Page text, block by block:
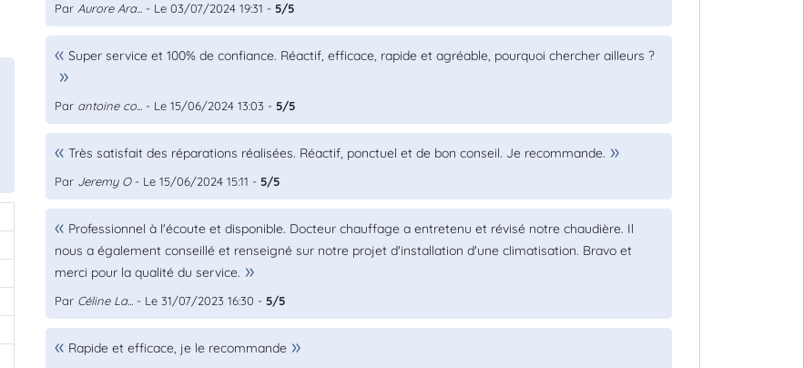
Par Aurore Ara... - Le 03/07/2024 19:31 - 5/5
Super service et 100% de confiance. Réactif, efficace, rapide et agréable, pourquoi chercher ailleurs ?
Par antoine co... - Le 15/06/2024 13:03 - 5/5
Très satisfait des réparations réalisées. Réactif, ponctuel et de bon conseil. Je recommande.
Par Jeremy O- Le 15/06/2024 15:11 - 5/5
Professionnel à l'écoute et disponible. Docteur chauffage a entretenu et révisé notre chaudière. Il
nous a également conseillé et renseigné sur notre projet d'installation d'une climatisation. Bravo et
merci pour la qualité du service.
Par Céline La... - Le 31/07/2023 16:30 - 5/5
Rapide et efficace, je le recommande